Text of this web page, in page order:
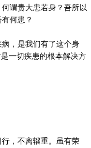
谓贵大患若身？吾所以
何患？
病，是我们有了这个身
一切疾患的根本解决方
，不离辎重。虽有荣